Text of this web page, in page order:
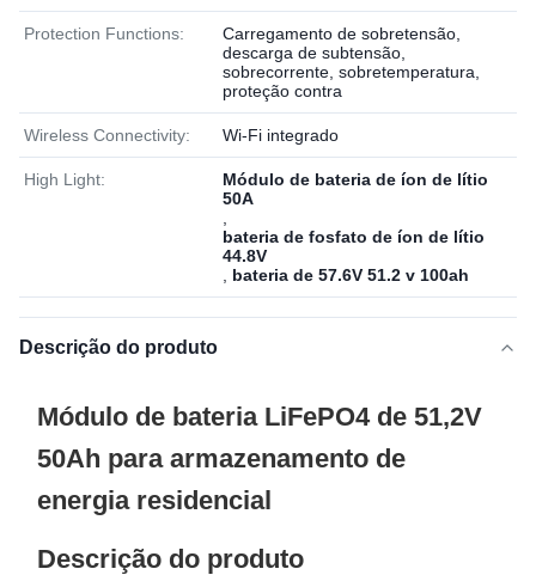
Protection Functions:
Carregamento de sobretensão,
descarga de subtensão,
sobrecorrente, sobretemperatura,
proteção contra
Wireless Connectivity: Wi-Fi integrado
High Light:
Módulo de bateria de íon de lítio
50A
bateria de fosfato de íon de lítio
44.8V
bateria de 57.6V 51.2 v 100ah
Descrição do produto
Módulo de bateria LiFePO4 de 51,2V
50Ah para armazenamento de
energia residencial
Descrição do produto